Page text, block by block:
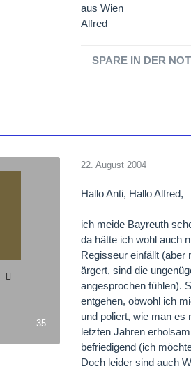
aus Wien
Alfred
SPARE IN DER
35
22. August 2004
Hallo Anti, Hallo Alfred,
ich meide Bayreuth
da hätte ich wohl auch
Regisseur einfällt (aber
ärgert, sind die
angesprochen fühlen).
entgehen, obwohl ich
und poliert, wie man es
letzten Jahren
befriedigend (ich
Doch leider sind auch